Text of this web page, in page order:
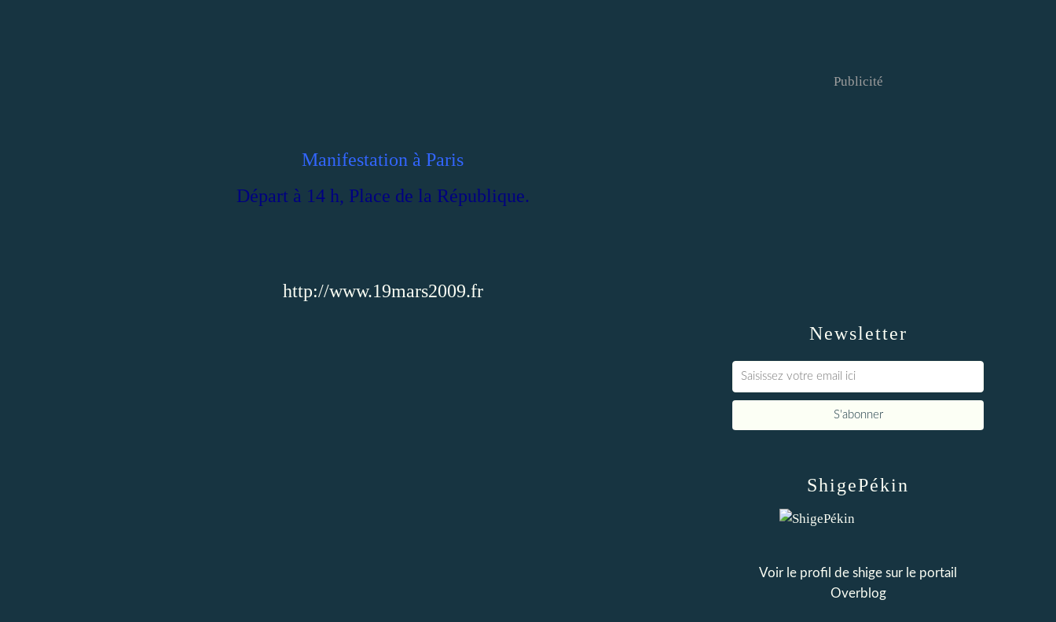
Manifestation à Paris
Départ à 14 h, Place de la République.
http://www.19mars2009.fr
Newsletter
Publicité
ShigePékin
Voir le profil de shige sur le portail
Overblog